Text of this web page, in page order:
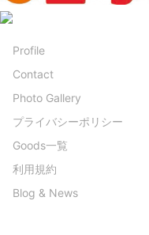
Profile
Contact
Photo Gallery
プライバシーポリシー
Goods一覧
利用規約
Blog & News